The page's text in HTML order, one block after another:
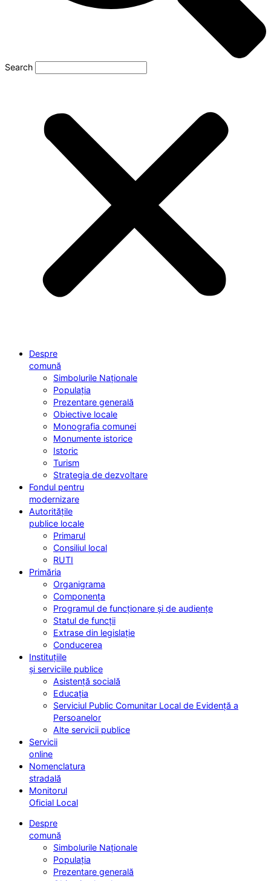
Search
Despre
comună
Simbolurile Naționale
Populația
Prezentare generală
Obiective locale
Monografia comunei
Monumente istorice
Istoric
Turism
Strategia de dezvoltare
Fondul pentru
modernizare
Autoritățile
publice locale
Primarul
Consiliul local
RUTI
Primăria
Organigrama
Componența
Programul de funcționare și de audiențe
Statul de funcții
Extrase din legislație
Conducerea
Instituțiile
și serviciile publice
Asistență socială
Educația
Serviciul Public Comunitar Local de Evidență a
Persoanelor
Alte servicii publice
Servicii
online
Nomenclatura
stradală
Monitorul
Oficial Local
Despre
comună
Simbolurile Naționale
Populația
Prezentare generală